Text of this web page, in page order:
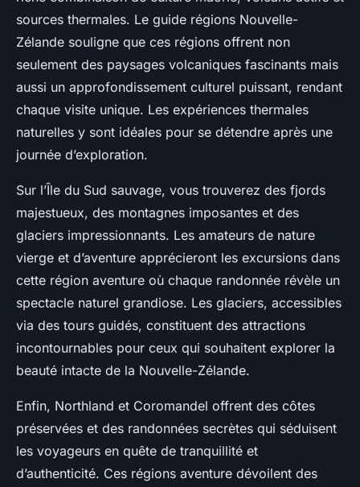
sources thermales. Le guide régions Nouvelle-
Zélande souligne que ces régions offrent non
seulement des paysages volcaniques fascinants mais
aussi un approfondissement culturel puissant, rendant
chaque visite unique. Les expériences thermales
naturelles y sont idéales pour se détendre après une
journée d’exploration.
Sur l’Île du Sud sauvage, vous trouverez des fjords
majestueux, des montagnes imposantes et des
glaciers impressionnants. Les amateurs de nature
vierge et d’aventure apprécieront les excursions dans
cette région aventure où chaque randonnée révèle un
spectacle naturel grandiose. Les glaciers, accessibles
via des tours guidés, constituent des attractions
incontournables pour ceux qui souhaitent explorer la
beauté intacte de la Nouvelle-Zélande.
Enfin, Northland et Coromandel offrent des côtes
préservées et des randonnées secrètes qui séduisent
les voyageurs en quête de tranquillité et
d’authenticité. Ces régions aventure dévoilent des